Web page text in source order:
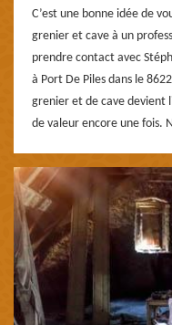
C’est une bonne idée de
grenier et cave à un
prendre contact avec
à Port De Piles dans le
grenier et de cave devient
de valeur encore une fois.